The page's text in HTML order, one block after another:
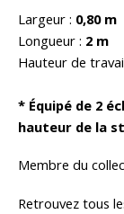
Largeur : 0,80 m
Longueur : 2 m
Hauteur de
* Équipé de 2
hauteur de la
Membre du
Retrouvez tous